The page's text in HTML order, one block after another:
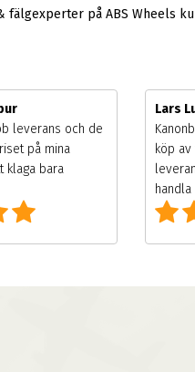
på ABS Wheels
leverans och de
på mina
klaga bara
Lars
köp